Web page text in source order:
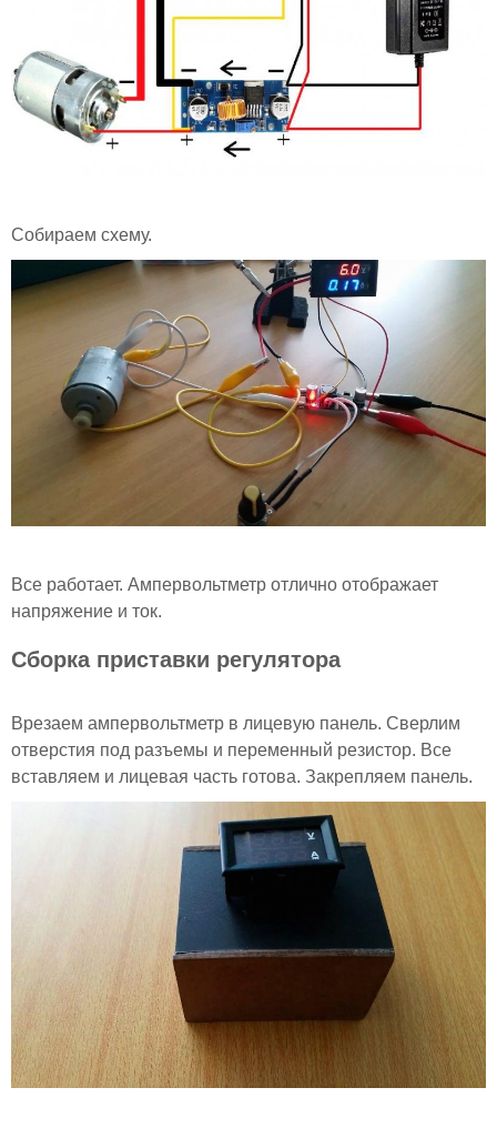
Собираем схему.
Все работает. Ампервольтметр отлично отображает
напряжение и ток.
Сборка приставки регулятора
Врезаем ампервольтметр в лицевую панель. Сверлим
отверстия под разъемы и переменный резистор. Все
вставляем и лицевая часть готова. Закрепляем панель.